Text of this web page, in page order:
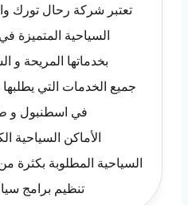
تعتبر شركة رحال تورك
السياحية المتميزة
بخدماتها المريحة و
جميع الخدمات التي
في اسطنبول و
الأماكن السياحية
السياحية المطلوبة بكثرة
تنظيم برامج